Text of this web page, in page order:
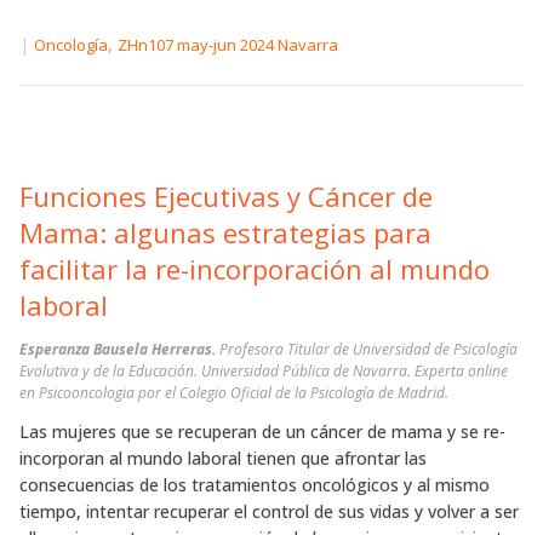
| Oncología, ZHn107 may-jun 2024 Navarra
Funciones Ejecutivas y Cáncer de
Mama: algunas estrategias para
facilitar la re-incorporación al mundo
laboral
Esperanza Bausela Herreras. Profesora Titular de Universidad de Psicología
Evolutiva y de la Educación. Universidad Pública de Navarra. Experta online
en Psicooncologia por el Colegio Oficial de la Psicología de Madrid.
Las mujeres que se recuperan de un cáncer de mama y se re-
incorporan al mundo laboral tienen que afrontar las
consecuencias de los tratamientos oncológicos y al mismo
tiempo, intentar recuperar el control de sus vidas y volver a ser